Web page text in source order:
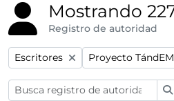
Mostrando
Registro de autoridad
Remove filter:
Escritores Remove filter:
Proyecto